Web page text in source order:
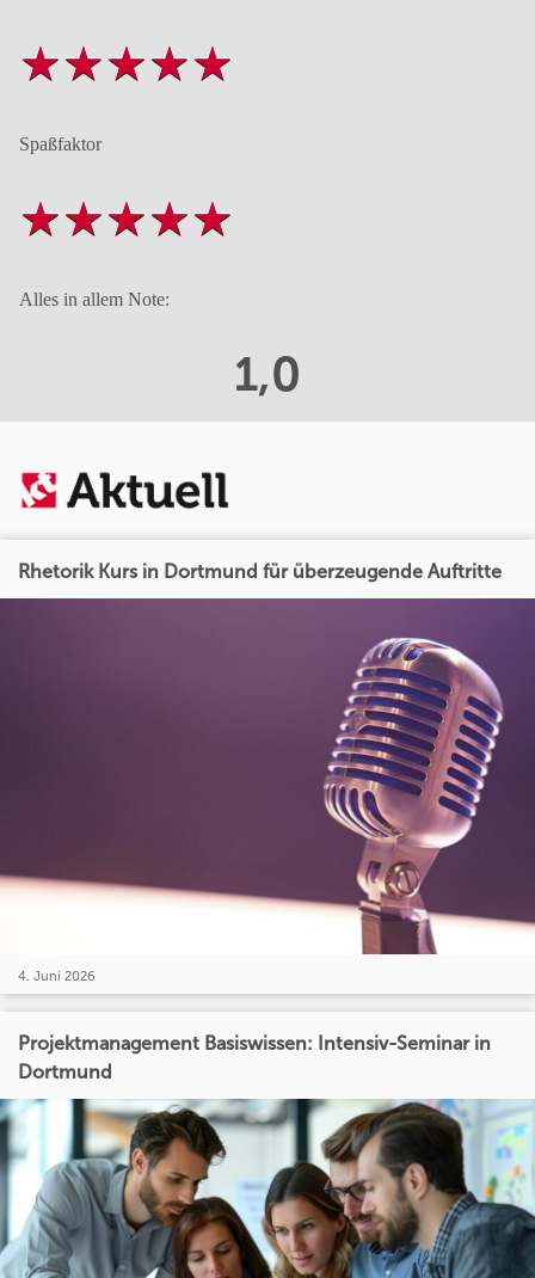
Spaßfaktor
Alles in allem Note:
1,0
Rhetorik Kurs in Dortmund für überzeugende Auftritte
4. Juni 2026
Projektmanagement Basiswissen: Intensiv-Seminar in
Dortmund